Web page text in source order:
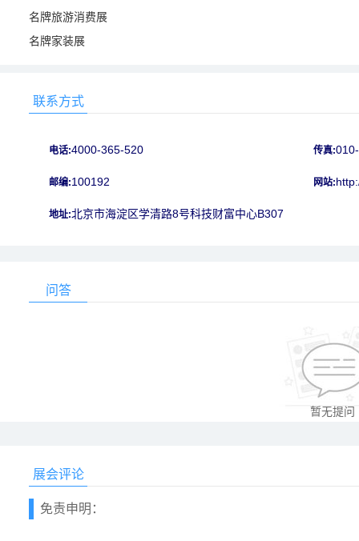
名牌旅游消费展
名牌家装展
联系方式
电话:4000-365-520 传真:
邮编:100192 网站:
地址:北京市海淀区学清路8号科技财富中心B307
问答
暂无提问
展会评论
免责申明：